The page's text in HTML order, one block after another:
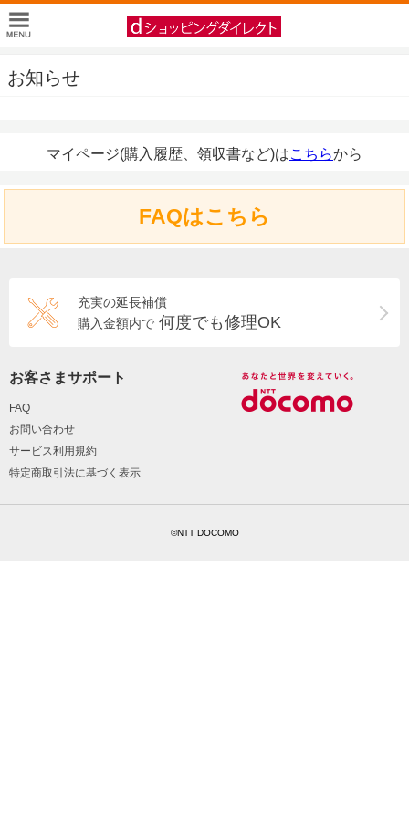
お知らせ
マイページ(購入履歴、領収書など)はこちらから
FAQはこちら
充実の延長補償
購入金額内で 何度でも修理OK
お客さまサポート
FAQ
お問い合わせ
サービス利用規約
特定商取引法に基づく表示
©NTT DOCOMO